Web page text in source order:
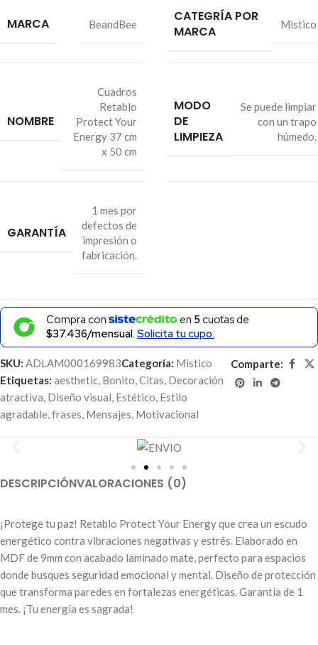
MARCA BeandBee
CATEGRÍA POR
MARCA
Mistico
NOMBRE
Cuadros
Retablo
Protect Your
Energy 37 cm
x 50 cm
MODO
DE
LIMPIEZA
Se puede limpiar
con un trapo
húmedo.
GARANTÍA
1 mes por
defectos de
impresión o
fabricación.
Compra con en 5 cuotas de
$37.436/mensual. Solicita tu cupo.
SKU: ADLAM000169983Categoría: Mistico
Etiquetas: aesthetic, Bonito,Citas, Decoración
atractiva, Diseño visual, Estético, Estilo
agradable,frases, Mensajes, Motivacional
Comparte:
DESCRIPCIÓNVALORACIONES (0)
¡Protege tu paz! Retablo Protect Your Energy que crea un escudo
energético contra vibraciones negativas y estrés. Elaborado en
MDF de 9mm con acabado laminado mate, perfecto para espacios
donde busques seguridad emocional y mental. Diseño de protección
que transforma paredes en fortalezas energéticas. Garantía de 1
mes. ¡Tu energía es sagrada!